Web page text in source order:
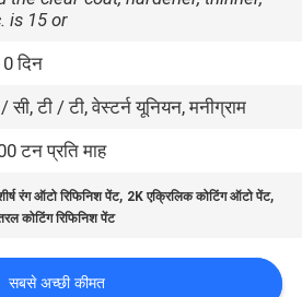
is 15 or
दिन
सी, टी / टी, वेस्टर्न यूनियन, मनीग्राम
टन प्रति माह
रंग ऑटो रिफिनिश पेंट, 2K एक्रिलिक कोटिंग ऑटो पेंट,
कोटिंग रिफिनिश पेंट
सबसे अच्छी कीमत